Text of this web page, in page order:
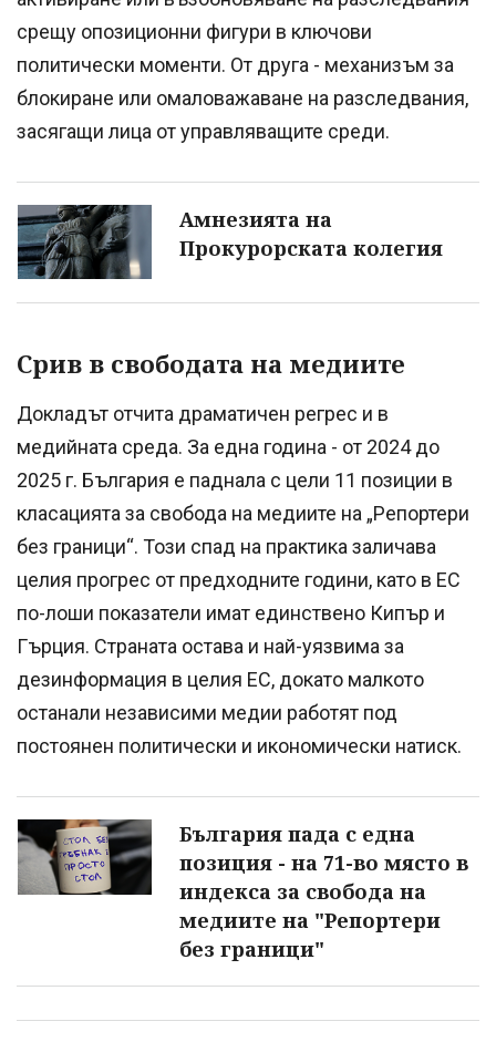
срещу опозиционни фигури в ключови
политически моменти. От друга - механизъм за
блокиране или омаловажаване на разследвания,
засягащи лица от управляващите среди.
Амнезията на
Прокурорската колегия
Срив в свободата на медиите
Докладът отчита драматичен регрес и в
медийната среда. За една година - от 2024 до
2025 г. България е паднала с цели 11 позиции в
класацията за свобода на медиите на „Репортери
без граници“. Този спад на практика заличава
целия прогрес от предходните години, като в ЕС
по-лоши показатели имат единствено Кипър и
Гърция. Страната остава и най-уязвима за
дезинформация в целия ЕС, докато малкото
останали независими медии работят под
постоянен политически и икономически натиск.
България пада с една
позиция - на 71-во място в
индекса за свобода на
медиите на "Репортери
без граници"